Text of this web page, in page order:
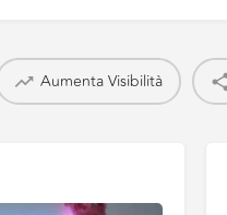
Aumenta Visibilità